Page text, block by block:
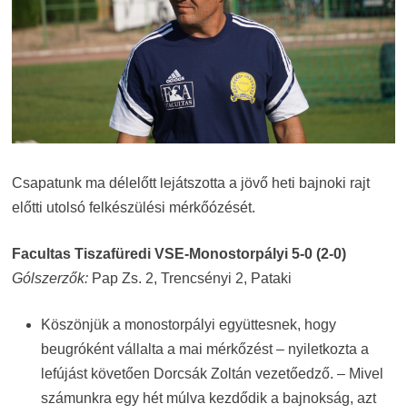
Csapatunk ma délelőtt lejátszotta a jövő heti bajnoki rajt
előtti utolsó felkészülési mérkőózését.
Facultas Tiszafüredi VSE-Monostorpályi 5-0 (2-0)
Gólszerzők:Pap Zs. 2, Trencsényi 2, Pataki
Köszönjük a monostorpályi együttesnek, hogy
beugróként vállalta a mai mérkőzést – nyiletkozta a
lefújást követően Dorcsák Zoltán vezetőedző. – Mivel
számunkra egy hét múlva kezdődik a bajnokság, azt